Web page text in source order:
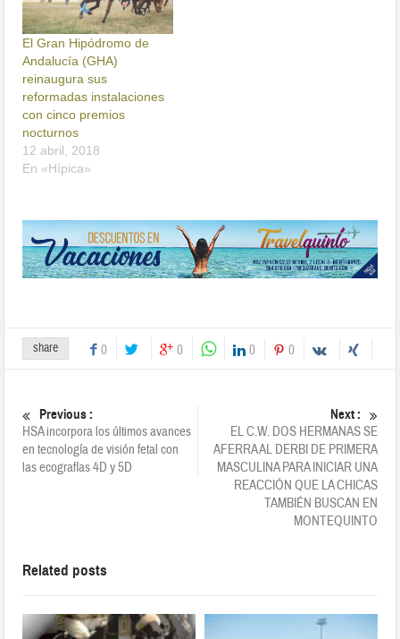
El Gran Hipódromo de
Andalucía (GHA)
reinaugura sus
reformadas instalaciones
con cinco premios
nocturnos
12 abril, 2018
En «Hípica»
share 0 0 0 0
Previous :
HSA incorpora los últimos avances
en tecnología de visión fetal con
las ecografías 4D y 5D
Next :
EL C.W. DOS HERMANAS SE
AFERRA AL DERBI DE PRIMERA
MASCULINA PARA INICIAR UNA
REACCIÓN QUE LA CHICAS
TAMBIÉN BUSCAN EN
MONTEQUINTO
Related posts